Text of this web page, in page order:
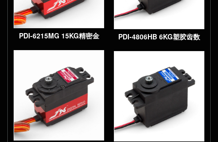
PDI-6215MG 15KG精密金
属齿轮大扭矩数字标准舵机
PDI-4806HB 6KG塑胶齿数
字标准舵机